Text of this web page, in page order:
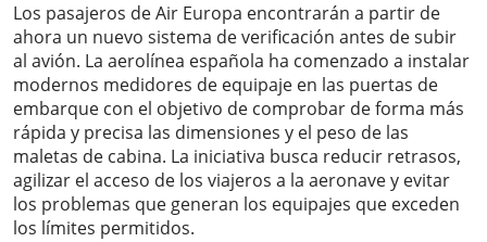
Los pasajeros de Air Europa encontrarán a partir de
ahora un nuevo sistema de verificación antes de subir
al avión. La aerolínea española ha comenzado a instalar
modernos medidores de equipaje en las puertas de
embarque con el objetivo de comprobar de forma más
rápida y precisa las dimensiones y el peso de las
maletas de cabina. La iniciativa busca reducir retrasos,
agilizar el acceso de los viajeros a la aeronave y evitar
los problemas que generan los equipajes que exceden
los límites permitidos.